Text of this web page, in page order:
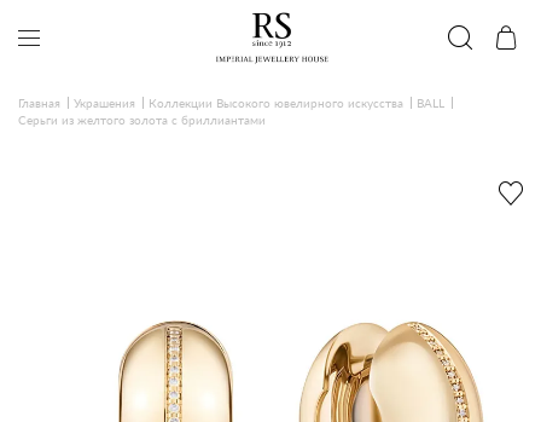
Главная Украшения Коллекции Высокого ювелирного искусства
BALL
Серьги из желтого золота с бриллиантами